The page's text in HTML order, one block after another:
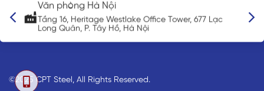
Hà Nội
Heritage Westlake Office Tower, 677 Lạc
P. Tây Hồ, Hà Nội
3-3-5
©2025 CPT Steel, All Rights Reserved.